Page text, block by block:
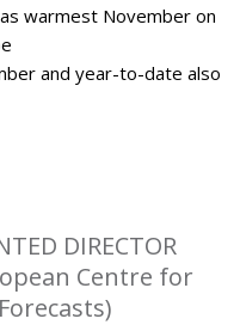
warmest November on
and year-to-date also
DIRECTOR
Centre for